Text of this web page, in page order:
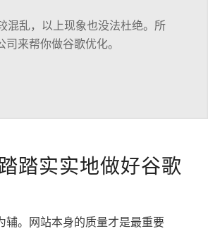
混乱，以上现象也没法杜绝。所
来帮你做谷歌优化。
踏实实地做好谷歌
辅。网站本身的质量才是最重要